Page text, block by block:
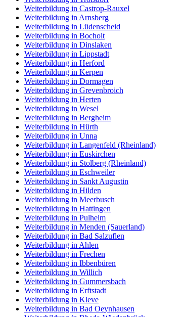
Weiterbildung in Castrop-Rauxel
Weiterbildung in Arnsberg
Weiterbildung in Lüdenscheid
Weiterbildung in Bocholt
Weiterbildung in Dinslaken
Weiterbildung in Lippstadt
Weiterbildung in Herford
Weiterbildung in Kerpen
Weiterbildung in Dormagen
Weiterbildung in Grevenbroich
Weiterbildung in Herten
Weiterbildung in Wesel
Weiterbildung in Bergheim
Weiterbildung in Hürth
Weiterbildung in Unna
Weiterbildung in Langenfeld (Rheinland)
Weiterbildung in Euskirchen
Weiterbildung in Stolberg (Rheinland)
Weiterbildung in Eschweiler
Weiterbildung in Sankt Augustin
Weiterbildung in Hilden
Weiterbildung in Meerbusch
Weiterbildung in Hattingen
Weiterbildung in Pulheim
Weiterbildung in Menden (Sauerland)
Weiterbildung in Bad Salzuflen
Weiterbildung in Ahlen
Weiterbildung in Frechen
Weiterbildung in Ibbenbüren
Weiterbildung in Willich
Weiterbildung in Gummersbach
Weiterbildung in Erftstadt
Weiterbildung in Kleve
Weiterbildung in Bad Oeynhausen